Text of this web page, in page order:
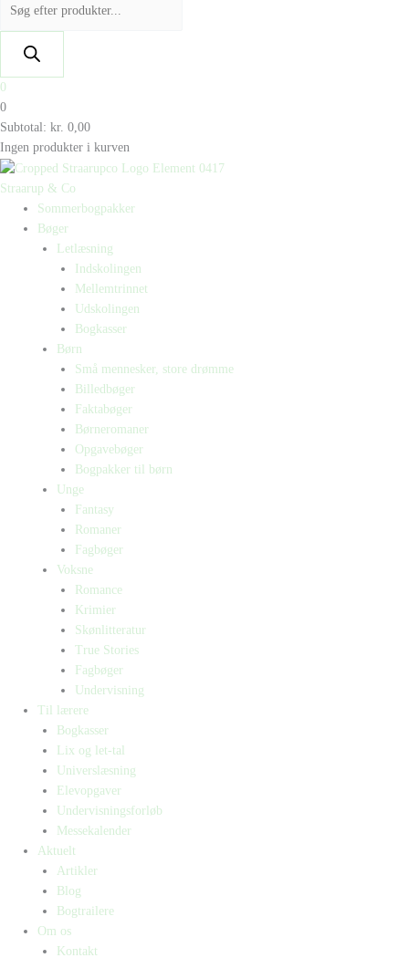
0
0
Subtotal: kr. 0,00
Ingen produkter i kurven
Straarup & Co
Sommerbogpakker
Bøger
Letlæsning
Indskolingen
Mellemtrinnet
Udskolingen
Bogkasser
Børn
Små mennesker, store drømme
Billedbøger
Faktabøger
Børneromaner
Opgavebøger
Bogpakker til børn
Unge
Fantasy
Romaner
Fagbøger
Voksne
Romance
Krimier
Skønlitteratur
True Stories
Fagbøger
Undervisning
Til lærere
Bogkasser
Lix og let-tal
Universlæsning
Elevopgaver
Undervisningsforløb
Messekalender
Aktuelt
Artikler
Blog
Bogtrailere
Om os
Kontakt